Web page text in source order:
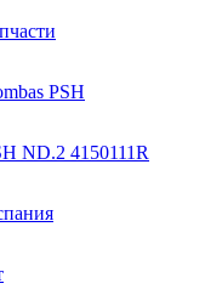
PSH
ND.2 4150111R